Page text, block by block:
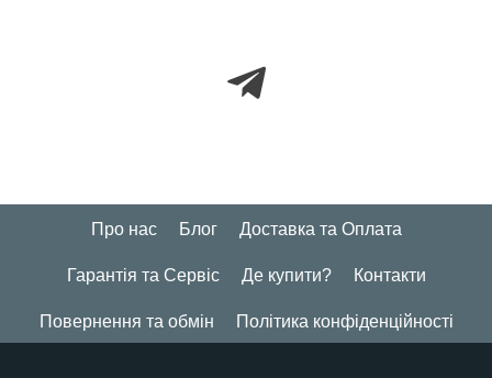
Про нас Блог Доставка та Оплата
Гарантія та Сервіс Де купити? Контакти
Повернення та обмін Політика конфіденційності